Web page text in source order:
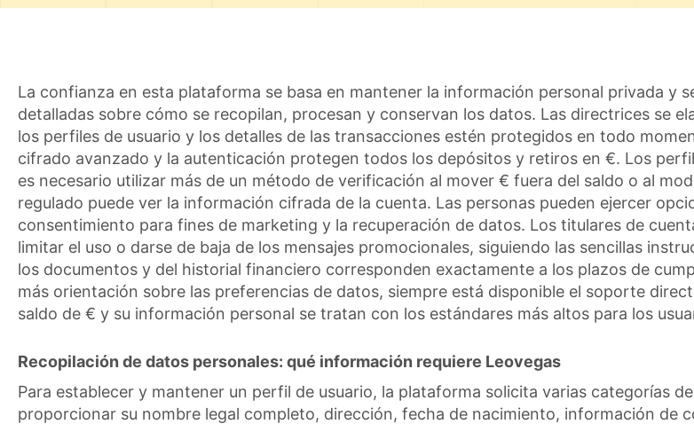
La confianza en esta plataforma se basa en mantener la información personal privada y
detalladas sobre cómo se recopilan, procesan y conservan los datos. Las directrices se
los perfiles de usuario y los detalles de las transacciones estén protegidos en todo
cifrado avanzado y la autenticación protegen todos los depósitos y retiros en €. Los
es necesario utilizar más de un método de verificación al mover € fuera del saldo o al
regulado puede ver la información cifrada de la cuenta. Las personas pueden ejercer
consentimiento para fines de marketing y la recuperación de datos. Los titulares de
limitar el uso o darse de baja de los mensajes promocionales, siguiendo las sencillas
los documentos y del historial financiero corresponden exactamente a los plazos de
más orientación sobre las preferencias de datos, siempre está disponible el soporte
saldo de € y su información personal se tratan con los estándares más altos para los
Recopilación de datos personales: qué información requiere Leovegas
Para establecer y mantener un perfil de usuario, la plataforma solicita varias categorías
proporcionar su nombre legal completo, dirección, fecha de nacimiento, información de